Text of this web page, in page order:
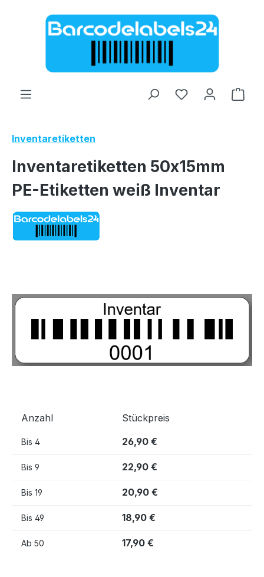
Zum Hauptinhalt springen
Inventaretiketten
Inventaretiketten 50x15mm
PE-Etiketten weiß Inventar
Anzahl Stückpreis
Bis 4 26,90 €
Bis 9 22,90 €
Bis 19 20,90 €
Bis 49 18,90 €
Ab 50 17,90 €